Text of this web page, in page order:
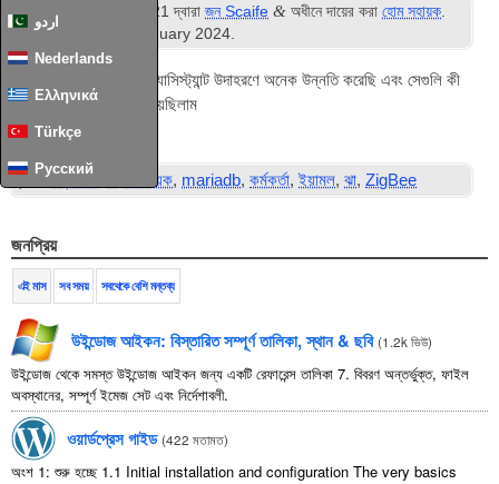
اردو
Nederlands
Ελληνικά
Türkçe
Русский
প্রকাশিত ডিসেম্বর 2021 দ্বারাজন Scaife & অধীনে দায়ের করাহোম সহায়ক.
সর্বশেষ সংষ্করণ
th January 2024.
আমি দেরিতে আমার হোম অ্যাসিস্ট্যান্ট উদাহরণে অনেক উন্নতি করেছি এবং সেগুলি কী
ছিল তা নথিভুক্ত করতে চেয়েছিলাম
... পড়ুন সম্পূর্ণ আর্টিকেল
ট্যাগ: তথ্যশালা হোম সহায়ক, mariadb,কর্মকর্তা,ইয়ামল,ঝা,ZigBee
জনপ্রিয়
এই মাস সব সময় সবথেকে বেশি মন্তব্য
উইন্ডোজ আইকন: বিস্তারিত সম্পূর্ণ তালিকা, স্থান & ছবি (1.2k ভিউ)
উইন্ডোজ থেকে সমস্ত উইন্ডোজ আইকন জন্য একটি রেফারেন্স তালিকা 7. বিবরণ অন্তর্ভুক্ত, ফাইল
অবস্থানের, সম্পূর্ণ ইমেজ সেট এবং নির্দেশাবলী.
ওয়ার্ডপ্রেস গাইড (422 মতামত)
অংশ 1: শুরু হচ্ছে 1.1 Initial installation and configuration The very basics